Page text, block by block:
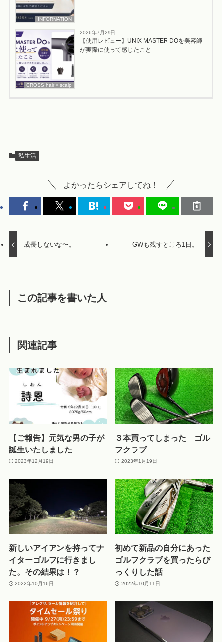
INFORMATION
CROSS hair × scalp
2026年7月29日
【使用レビュー】UNIX MASTER DOを美容師
が実際に使って感じたこと
私生活
よかったらシェアしてね！
成長しないな〜。 GWも残すところ1日。
この記事を書いた人
関連記事
【ご報告】元気な男の子が
誕生いたしました
2023年12月19日
３本買ってしまった ゴル
フクラブ
2023年1月19日
新しいアイアンを持ってナ
イターゴルフに行きまし
た。その結果は！？
2022年10月16日
初めて新品の自分にあった
ゴルフクラブを買ったらび
っくりした話
2022年10月11日